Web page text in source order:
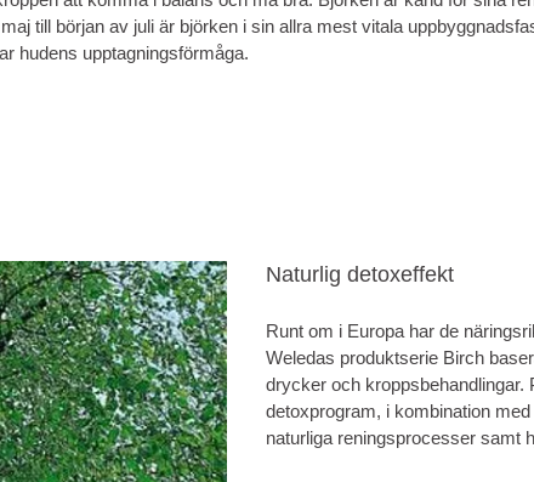
till början av juli är björken i sin allra mest vitala
hudens upptagningsförmåga.
Naturlig detoxeffekt
Runt om i Europa har de
Weledas produktserie Birch
drycker och
detoxprogram, i kombination
naturliga reningsprocesser samt